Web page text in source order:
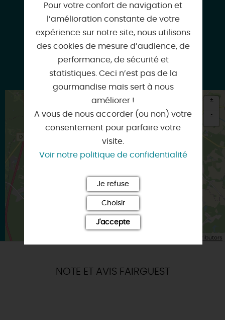
ens@loiret.fr
www.loiret.fr
Itinéraire vers
+
-
OpenStreetMap contributors
NOTE ET AVIS FAIRGUEST
Pour votre confort de navigation et
l’amélioration constante de votre
expérience sur notre site, nous utilisons
des cookies de mesure d’audience, de
performance, de sécurité et
statistiques. Ceci n’est pas de la
gourmandise mais sert à nous
améliorer !
A vous de nous accorder (ou non) votre
consentement pour parfaire votre
visite.
Voir notre politique de confidentialité
Je refuse
Choisir
J'accepte